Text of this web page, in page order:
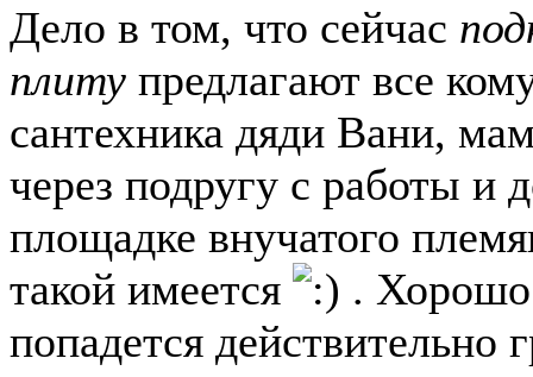
Дело в том, что сейчас
плиту предлагают все
сантехника дяди Вани,
через подругу с работы и
площадке внучатого
такой имеется
. Хорошо
попадется действительно